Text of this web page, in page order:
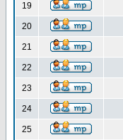
19
20
21
22
23
24
25